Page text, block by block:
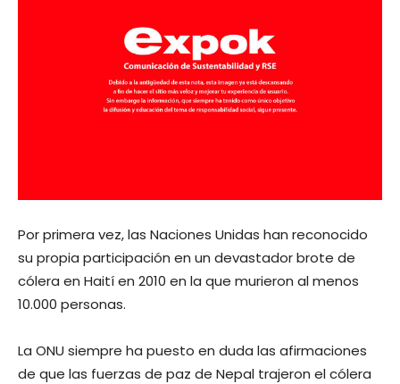
Por primera vez, las Naciones Unidas han reconocido
su propia participación en un devastador brote de
cólera en Haití en 2010 en la que murieron al menos
10.000 personas.
La ONU siempre ha puesto en duda las afirmaciones
de que las fuerzas de paz de Nepal trajeron el cólera